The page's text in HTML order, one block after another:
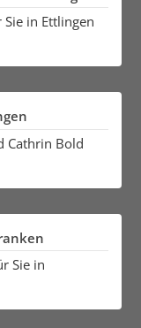
in Ettlingen
Cathrin Bold
Sie in